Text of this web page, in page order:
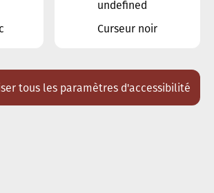
undefined
Curseur noir
tous les paramètres d'accessibilité